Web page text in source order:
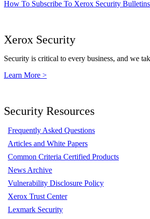
How To Subscribe To Xerox Security
Xerox Security
Security is critical to every business, and we
Learn More >
Security Resources
Frequently Asked Questions
Articles and White Papers
Common Criteria Certified Products
News Archive
Vulnerability Disclosure Policy
Xerox Trust Center
Lexmark Security